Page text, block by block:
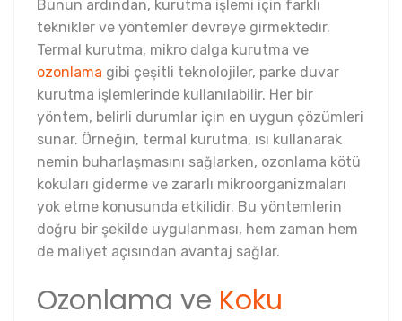
Bunun ardından, kurutma işlemi için farklı
teknikler ve yöntemler devreye girmektedir.
Termal kurutma, mikro dalga kurutma ve
ozonlama gibi çeşitli teknolojiler, parke duvar
kurutma işlemlerinde kullanılabilir. Her bir
yöntem, belirli durumlar için en uygun çözümleri
sunar. Örneğin, termal kurutma, ısı kullanarak
nemin buharlaşmasını sağlarken, ozonlama kötü
kokuları giderme ve zararlı mikroorganizmaları
yok etme konusunda etkilidir. Bu yöntemlerin
doğru bir şekilde uygulanması, hem zaman hem
de maliyet açısından avantaj sağlar.
Ozonlama ve Koku